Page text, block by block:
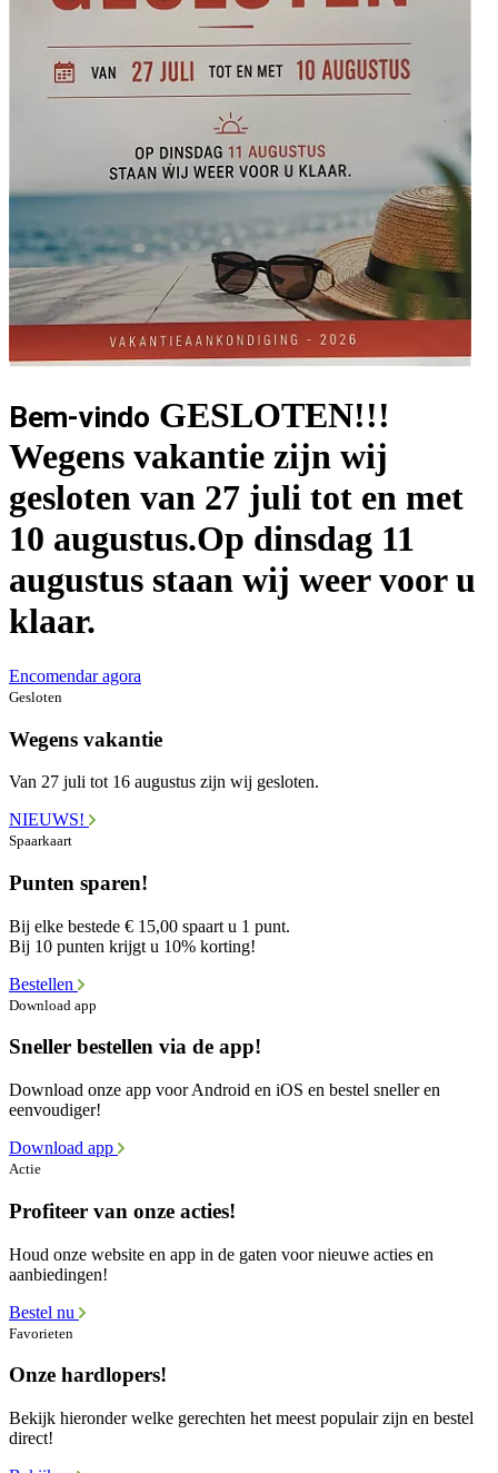
Bem-vindo GESLOTEN!!!
Wegens vakantie zijn wij
gesloten van 27 juli tot en met
10 augustus.Op dinsdag 11
augustus staan wij weer voor u
klaar.
Encomendar agora
Gesloten
Wegens vakantie
Van 27 juli tot 16 augustus zijn wij gesloten.
NIEUWS!
Spaarkaart
Punten sparen!
Bij elke bestede € 15,00 spaart u 1 punt.
Bij 10 punten krijgt u 10% korting!
Bestellen
Download app
Sneller bestellen via de app!
Download onze app voor Android en iOS en bestel sneller en
eenvoudiger!
Download app
Actie
Profiteer van onze acties!
Houd onze website en app in de gaten voor nieuwe acties en
aanbiedingen!
Bestel nu
Favorieten
Onze hardlopers!
Bekijk hieronder welke gerechten het meest populair zijn en bestel
direct!